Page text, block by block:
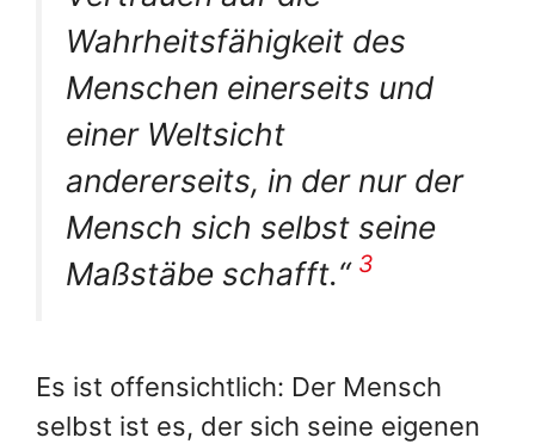
Wahrheitsfähigkeit des
Menschen einerseits und
einer Weltsicht
andererseits, in der nur der
Mensch sich selbst seine
Maßstäbe schafft.“ 3
Es ist offensichtlich: Der Mensch
selbst ist es, der sich seine eigenen